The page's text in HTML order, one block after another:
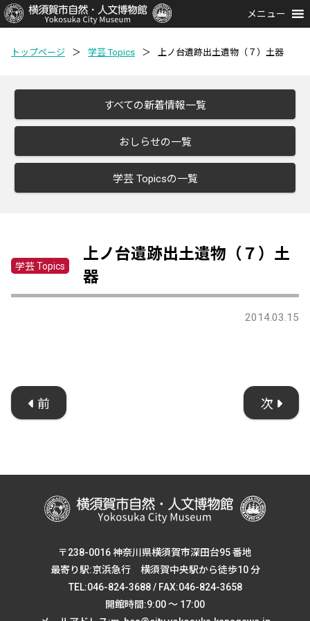
メニュー
トップページ ＞ 学芸 Topics ＞ 上ノ台遺跡出土遺物（７）土器
すべての新着情報一覧
おしらせの一覧
学芸 Topicsの一覧
学芸 Topics
上ノ台遺跡出土遺物（７）土
器
2014.03.15
前 次
〒238-0016 神奈川県横須賀市深田台95 番地
最寄り駅:京浜急行 横須賀中央駅から徒歩10 分
TEL:046-824-3688 / FAX:046-824-3658
開館時間:9:00 ～ 17:00